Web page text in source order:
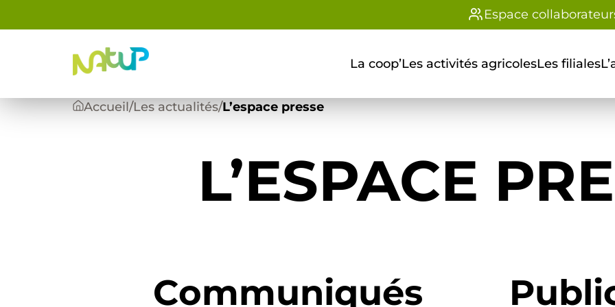
Espace
La coop’Les activités agricolesLes filiales
Accueil/Les actualités/L’espace presse
L’ESPACE
Communiqués